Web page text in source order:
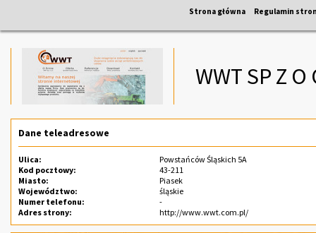
Strona główna Regulamin
WWT SP Z O
Dane teleadresowe
Ulica:
Powstańców Śląskich 5A
Kod pocztowy:
43-211
Miasto:
Piasek
Województwo:
śląskie
Numer telefonu:
-
Adres strony:
http://www.wwt.com.pl/